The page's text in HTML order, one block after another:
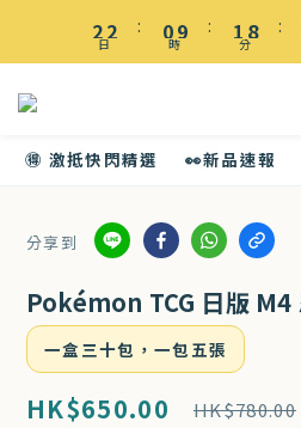
☀️ 盛夏感謝祭低至5折｜
2
1
2
1
日
:
09
8
5
3
1
0
時
:
1
0
8
7
4
2
1
0
分
:
☀️ 盛夏感謝祭低至5折
🉐 激抵快閃精選 👀新品速報
分享到
Pokémon TCG 日版 M4
一盒三十包，一包五張
HK$650.00 HK$780.00